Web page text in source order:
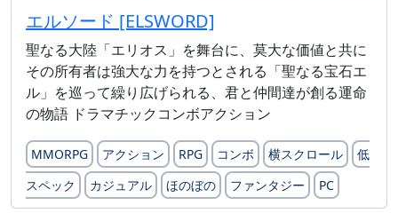
エルソード [ELSWORD]
聖なる大陸「エリオス」を舞台に、莫大な価値と共に
その所有者は強大な力を持つとされる「聖なる宝石エ
ル」を巡って繰り広げられる、君と仲間達が創る運命
の物語 ドラマチックコンボアクション
MMORPG アクション RPG コンボ 横スクロール
低
スペック
カジュアル ほのぼの ファンタジー PC